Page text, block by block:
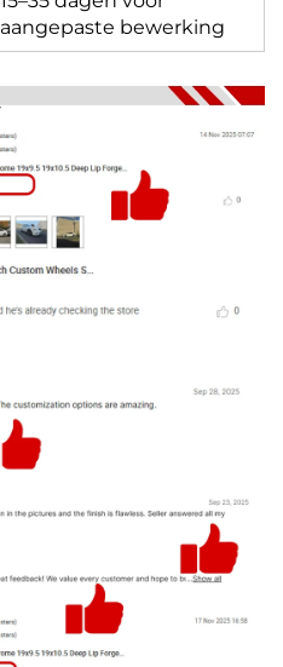
aangepaste bewerking